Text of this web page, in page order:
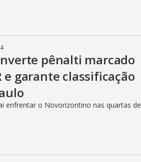
pênalti marcado
e garante classificação
enfrentar o Novorizontino nas quartas de